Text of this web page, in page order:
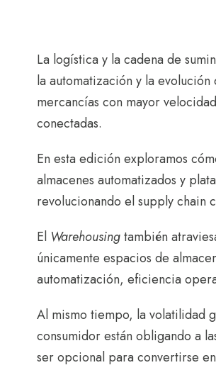
La logística y la cadena de
la automatización y la
mercancías con mayor
conectadas.
En esta edición exploramos
almacenes automatizados y
revolucionando el supply chain
El Warehousingtambién
únicamente espacios de
automatización, eficiencia
Al mismo tiempo, la volatilidad
consumidor están obligando a
ser opcional para convertirse